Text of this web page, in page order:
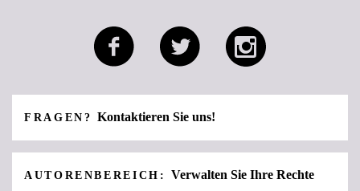
FRAGEN?Kontaktieren Sie uns!
AUTORENBEREICH: Verwalten Sie Ihre Rechte